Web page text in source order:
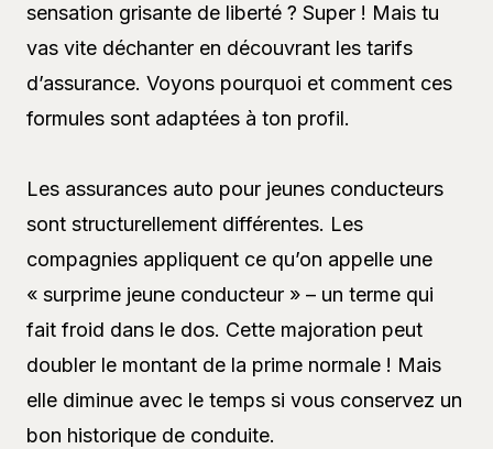
sensation grisante de liberté ? Super ! Mais tu
vas vite déchanter en découvrant les tarifs
d’assurance. Voyons pourquoi et comment ces
formules sont adaptées à ton profil.
Les assurances auto pour jeunes conducteurs
sont structurellement différentes. Les
compagnies appliquent ce qu’on appelle une
« surprime jeune conducteur » – un terme qui
fait froid dans le dos. Cette majoration peut
doubler le montant de la prime normale ! Mais
elle diminue avec le temps si vous conservez un
bon historique de conduite.